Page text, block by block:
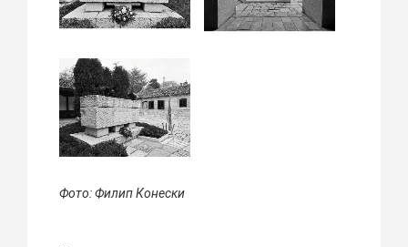
Фото: Филип Конески